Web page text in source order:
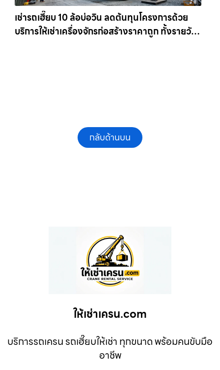
เช่ารถเฮี๊ยบ 10 ล้อบ่อวิน ลดต้นทุนโครงการด้วย
บริการให้เช่าเครื่องจักรก่อสร้างราคาถูก ทั้งรายวัน
กลับด้านบน
ให้เช่าเครน.com
บริการรถเครน รถเฮี๊ยบให้เช่า ทุกขนาด พร้อมคนขับมือ
อาชีพ